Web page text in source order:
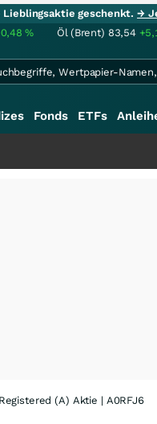
Lieblingsaktie geschenkt.→
% Öl (Brent) 83,54
Fonds ETFs
(A) Aktie | A0RFJ6